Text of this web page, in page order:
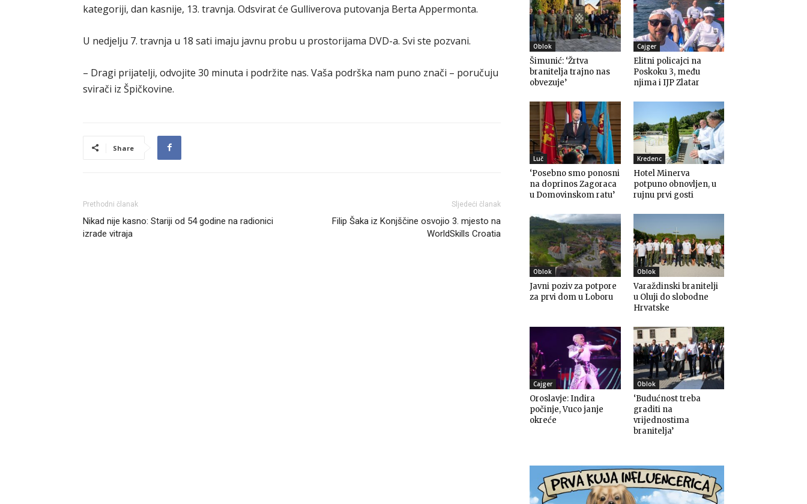
kategoriji, dan kasnije, 13. travnja. Odsvirat će Gulliverova putovanja Berta Appermonta.
U nedjelju 7. travnja u 18 sati imaju javnu probu u prostorijama DVD-a. Svi ste pozvani.
– Dragi prijatelji, odvojite 30 minuta i podržite nas. Vaša podrška nam puno znači – poručuju
svirači iz Špičkovine.
Share
Prethodni članak
Nikad nije kasno: Stariji od 54 godine na radionici
izrade vitraja
Sljedeći članak
Filip Šaka iz Konjščine osvojio 3. mjesto na
WorldSkills Croatia
Oblok
Šimunić: ‘Žrtva
branitelja trajno nas
obvezuje’
Cajger
Elitni policajci na
Poskoku 3, među
njima i IJP Zlatar
Luč
‘Posebno smo ponosni
na doprinos Zagoraca
u Domovinskom ratu’
Kredenc
Hotel Minerva
potpuno obnovljen, u
rujnu prvi gosti
Oblok
Javni poziv za potpore
za prvi dom u Loboru
Oblok
Varaždinski branitelji
u Oluji do slobodne
Hrvatske
Cajger
Oroslavje: Indira
počinje, Vuco janje
okreće
Oblok
‘Budućnost treba
graditi na
vrijednostima
branitelja’